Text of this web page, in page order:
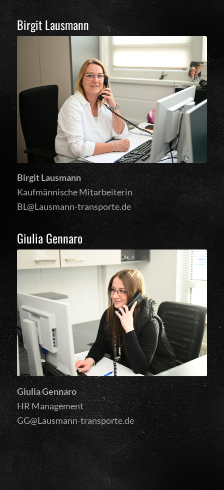
Birgit Lausmann
Birgit Lausmann
Kaufmännische Mitarbeiterin
BL@Lausmann-transporte.de
Giulia Gennaro
Giulia Gennaro
HR Management
GG@Lausmann-transporte.de